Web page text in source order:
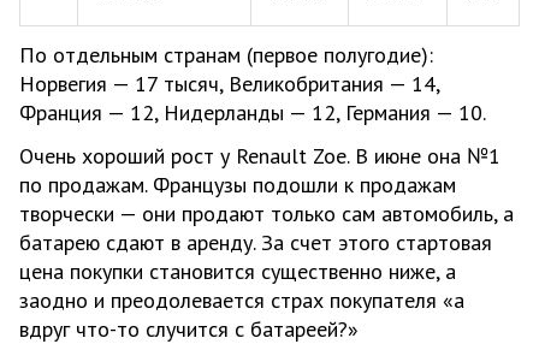
По отдельным странам (первое полугодие):
Норвегия — 17 тысяч, Великобритания — 14,
Франция — 12, Нидерланды — 12, Германия — 10.
Очень хороший рост у Renault Zoe. В июне она №1
по продажам. Французы подошли к продажам
творчески — они продают только сам автомобиль, а
батарею сдают в аренду. За счет этого стартовая
цена покупки становится существенно ниже, а
заодно и преодолевается страх покупателя «а
вдруг что-то случится с батареей?»